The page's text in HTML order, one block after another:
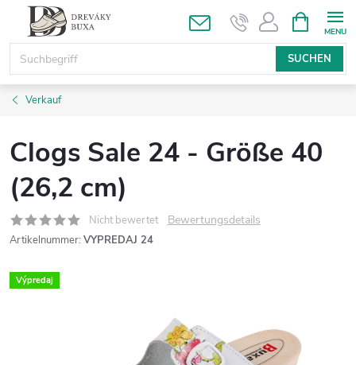
springen
SUCHEN
Verkauf
Clogs Sale 24 - Größe 40
(26,2 cm)
Nicht bewertet Bewertungsdetails
Artikelnummer: VYPREDAJ 24
Výpredaj